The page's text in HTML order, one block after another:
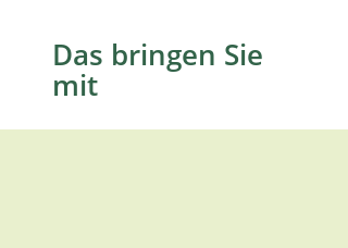
Das bringen Sie
mit